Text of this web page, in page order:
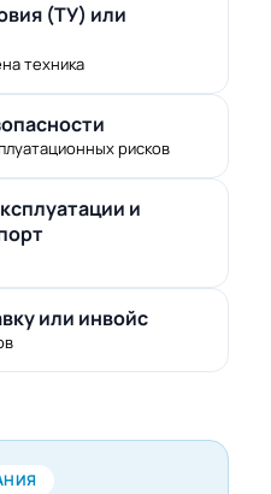
(ТУ) или
техника
рисков
и
или инвойс